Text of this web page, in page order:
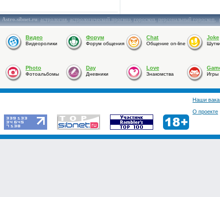
Astro.sibnet.ru:астрология,астрологический прогноз,гороскоп,персональный гороскоп,
Видео
Видеоролики
Форум
Форум общения
Chat
Общение on-line
Joke
Photo
Фотоальбомы
Day
Дневники
Love
Знакомства Игры
Наши
О проекте